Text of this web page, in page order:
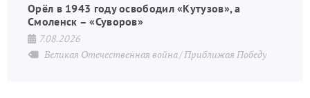
Орёл в 1943 году освободил «Кутузов», а
Смоленск – «Суворов»
7.08.2026
Великая Отечественная война Приближая Победу